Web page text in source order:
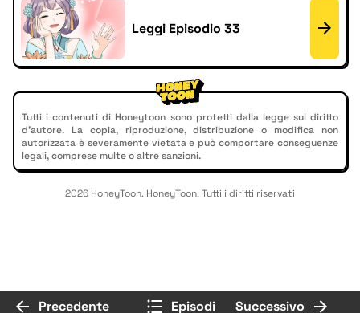
Leggi Episodio 33
Tutti i contenuti di Honeytoon sono protetti dalla legge sul diritto
d'autore. La copia, riproduzione, distribuzione o modifica non
autorizzata è severamente vietata e può comportare conseguenze
legali, comprese multe o altre sanzioni.
2026 HoneyToon. HoneyToon. Tutti i diritti riservati
Precedente Episodi Successivo